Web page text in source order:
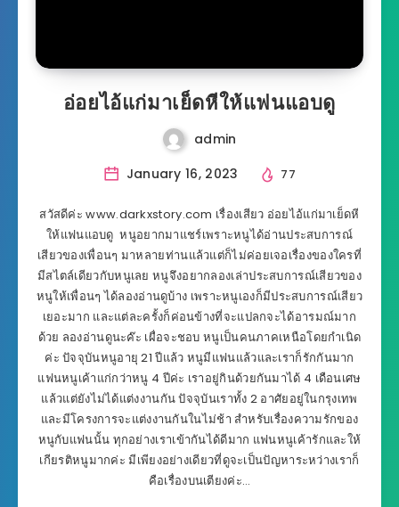
อ่อยไอ้แก่มาเย็ดหีให้แฟนแอบดู
admin
January 16, 2023
77
สวัสดีค่ะ www.darkxstory.com เรื่องเสียว อ่อยไอ้แก่มาเย็ดหี
ให้แฟนแอบดู หนูอยากมาแชร์เพราะหนูได้อ่านประสบการณ์
เสียวของเพื่อนๆ มาหลายท่านแล้วแต่ก็ไม่ค่อยเจอเรื่องของใครที่
มีสไตล์เดียวกับหนูเลย หนูจึงอยากลองเล่าประสบการณ์เสียวของ
หนูให้เพื่อนๆ ได้ลองอ่านดูบ้าง เพราะหนูเองก็มีประสบการณ์เสียว
เยอะมาก และแต่ละครั้งก็ค่อนข้างที่จะแปลกจะได้อารมณ์มาก
ด้วย ลองอ่านดูนะค๊ะ เผื่อจะชอบ หนูเป็นคนภาคเหนือโดยกำเนิด
ค่ะ ปัจจุบันหนูอายุ 21 ปีแล้ว หนูมีแฟนแล้วและเราก็รักกันมาก
แฟนหนูเค้าแก่กว่าหนู 4 ปีค่ะ เราอยู่กินด้วยกันมาได้ 4 เดือนเศษ
แล้วแต่ยังไม่ได้แต่งงานกัน ปัจจุบันเราทั้ง 2 อาศัยอยู่ในกรุงเทพ
และมีโครงการจะแต่งงานกันในไม่ช้า สำหรับเรื่องความรักของ
หนูกับแฟนนั้น ทุกอย่างเราเข้ากันได้ดีมาก แฟนหนูเค้ารักและให้
เกียรติหนูมากค่ะ มีเพียงอย่างเดียวที่ดูจะเป็นปัญหาระหว่างเราก็
คือเรื่องบนเตียงค่ะ…